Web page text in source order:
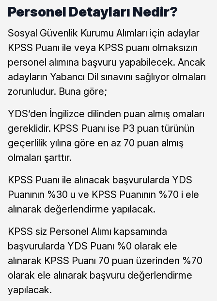
Personel Detayları Nedir?
Sosyal Güvenlik Kurumu Alımları için adaylar
KPSS Puanı ile veya KPSS puanı olmaksızın
personel alımına başvuru yapabilecek. Ancak
adayların Yabancı Dil sınavını sağlıyor olmaları
zorunludur. Buna göre;
YDS’den İngilizce dilinden puan almış omaları
gereklidir. KPSS Puanı ise P3 puan türünün
geçerlilik yılına göre en az 70 puan almış
olmaları şarttır.
KPSS Puanı ile alınacak başvurularda YDS
Puanının %30 u ve KPSS Puanının %70 i ele
alınarak değerlendirme yapılacak.
KPSS siz Personel Alımı kapsamında
başvurularda YDS Puanı %0 olarak ele
alınarak KPSS Puanı 70 puan üzerinden %70
olarak ele alınarak başvuru değerlendirme
yapılacak.